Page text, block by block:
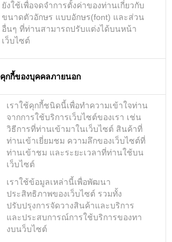
ยังใช้เพื่อจดจําการตั้งค่าของท่านเกี่ยวกับ
ขนาดตัวอักษร แบบอักษร(font) และส่วน
อื่นๆ ที่ท่านสามารถปรับแต่งได้บนหน้า
เว็บไซต์
คุกกี้ของบุคคลภายนอก
เราใช้คุกกี้ชนิดนี้เพื่อทําความเข้าใจท่าน
จากการใช้บริการเว็บไซต์ของเรา เช่น
วิธีการที่ท่านเข้ามาในเว็บไซต์ สินค้าที่
ท่านเข้าเยี่ยมชม ความลึกของเว็บไซต์ที่
ท่านเข้าชม และระยะเวลาที่ท่านใช้บน
เว็บไซต์
เราใช้ข้อมูลเหล่านี้เพื่อพัฒนา
ประสิทธิภาพของเว็บไซต์ รวมทั้ง
ปรับปรุงการจัดวางสินค้าและบริการ
และประสบการณ์การใช้บริการของทา
งบนว็บไซต์